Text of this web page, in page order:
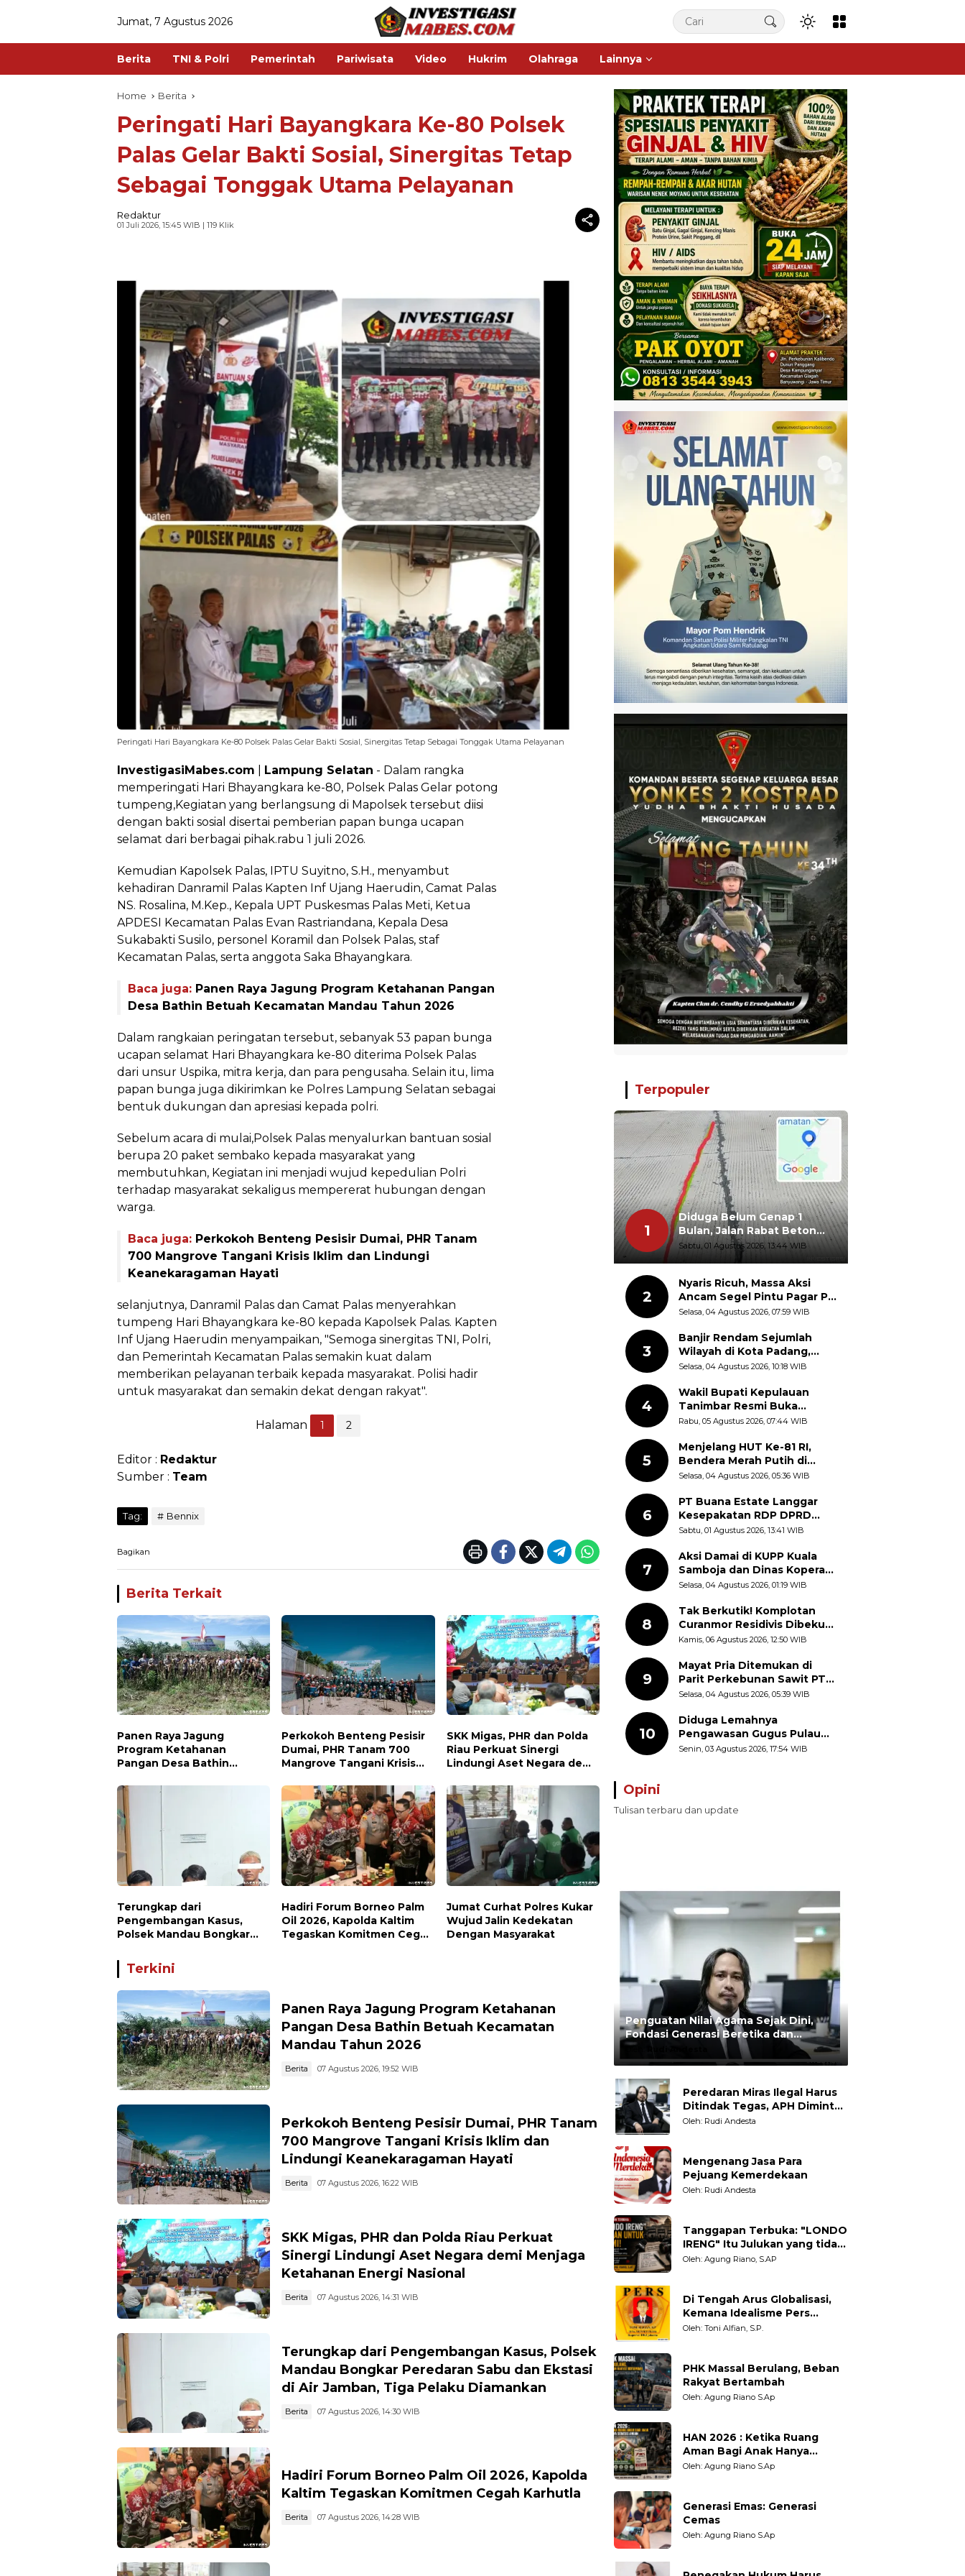
Jumat, 7 Agustus 2026
Berita TNI & Polri Pemerintah Pariwisata Video Hukrim Olahraga Lainnya
Home Berita
Peringati Hari Bayangkara Ke-80 Polsek
Palas Gelar Bakti Sosial, Sinergitas Tetap
Sebagai Tonggak Utama Pelayanan
Redaktur
01 Juli 2026, 15:45 WIB | 119 Klik
Peringati Hari Bayangkara Ke-80 Polsek Palas Gelar Bakti Sosial, Sinergitas Tetap Sebagai Tonggak Utama Pelayanan
InvestigasiMabes.com Lampung Selatan - Dalam rangka
memperingati Hari Bhayangkara ke-80, Polsek Palas Gelar potong
tumpeng,Kegiatan yang berlangsung di Mapolsek tersebut diisi
dengan bakti sosial disertai pemberian papan bunga ucapan
selamat dari berbagai pihak.rabu 1 juli 2026.
‎Kemudian Kapolsek Palas, IPTU Suyitno, S.H., menyambut
kehadiran Danramil Palas Kapten Inf Ujang Haerudin, Camat Palas
NS. Rosalina, M.Kep., Kepala UPT Puskesmas Palas Meti, Ketua
APDESI Kecamatan Palas Evan Rastriandana, Kepala Desa
Sukabakti Susilo, personel Koramil dan Polsek Palas, staf
Kecamatan Palas, serta anggota Saka Bhayangkara.
Baca juga: Panen Raya Jagung Program Ketahanan Pangan
Desa Bathin Betuah Kecamatan Mandau Tahun 2026
‎Dalam rangkaian peringatan tersebut, sebanyak 53 papan bunga
ucapan selamat Hari Bhayangkara ke-80 diterima Polsek Palas
dari unsur Uspika, mitra kerja, dan para pengusaha. Selain itu, lima
papan bunga juga dikirimkan ke Polres Lampung Selatan sebagai
bentuk dukungan dan apresiasi kepada polri.
‎Sebelum acara di mulai,Polsek Palas menyalurkan bantuan sosial
berupa 20 paket sembako kepada masyarakat yang
membutuhkan, Kegiatan ini menjadi wujud kepedulian Polri
terhadap masyarakat sekaligus mempererat hubungan dengan
warga.
Baca juga: Perkokoh Benteng Pesisir Dumai, PHR Tanam
700 Mangrove Tangani Krisis Iklim dan Lindungi
Keanekaragaman Hayati
‎selanjutnya, Danramil Palas dan Camat Palas menyerahkan
tumpeng Hari Bhayangkara ke-80 kepada Kapolsek Palas. Kapten
Inf Ujang Haerudin menyampaikan, "Semoga sinergitas TNI, Polri,
dan Pemerintah Kecamatan Palas semakin kuat dalam
memberikan pelayanan terbaik kepada masyarakat. Polisi hadir
untuk masyarakat dan semakin dekat dengan rakyat".
Halaman 1 2
Editor : Redaktur
Sumber : Team
Tag: Bennix
Bagikan
Berita Terkait
Panen Raya Jagung
Program Ketahanan
Pangan Desa Bathin
Tahun 2026
Perkokoh Benteng Pesisir
Dumai, PHR Tanam 700
Mangrove Tangani Krisis
Keanekaragaman Hayati
SKK Migas, PHR dan Polda
Riau Perkuat Sinergi
Lindungi Aset Negara demi
Nasional
Terungkap dari
Pengembangan Kasus,
Polsek Mandau Bongkar
di Air Jamban, Tiga Pelaku
Diamankan
Hadiri Forum Borneo Palm
Oil 2026, Kapolda Kaltim
Tegaskan Komitmen Cegah
Jumat Curhat Polres Kukar
Wujud Jalin Kedekatan
Dengan Masyarakat
Terkini
Panen Raya Jagung Program Ketahanan
Pangan Desa Bathin Betuah Kecamatan
Mandau Tahun 2026
Berita 07 Agustus 2026, 19:52 WIB
Perkokoh Benteng Pesisir Dumai, PHR Tanam
700 Mangrove Tangani Krisis Iklim dan
Lindungi Keanekaragaman Hayati
Berita 07 Agustus 2026, 16:22 WIB
SKK Migas, PHR dan Polda Riau Perkuat
Sinergi Lindungi Aset Negara demi Menjaga
Ketahanan Energi Nasional
Berita 07 Agustus 2026, 14:31 WIB
Terungkap dari Pengembangan Kasus, Polsek
Mandau Bongkar Peredaran Sabu dan Ekstasi
di Air Jamban, Tiga Pelaku Diamankan
Berita 07 Agustus 2026, 14:30 WIB
Hadiri Forum Borneo Palm Oil 2026, Kapolda
Kaltim Tegaskan Komitmen Cegah Karhutla
Berita 07 Agustus 2026, 14:28 WIB
Terpopuler
1
Diduga Belum Genap 1
Bulan, Jalan Rabat Beton
Gidanglo - Guwosobokerto
Sudah Pecah
Sabtu, 01 Agustus 2026, 13:44 WIB
2
Nyaris Ricuh, Massa Aksi
Ancam Segel Pintu Pagar PT
Pabrik Gula Gorontalo
Selasa, 04 Agustus 2026, 07:59 WIB
3
Banjir Rendam Sejumlah
Wilayah di Kota Padang,
Proses Evakuasi Warga
Selasa, 04 Agustus 2026, 10:18 WIB
4
Wakil Bupati Kepulauan
Tanimbar Resmi Buka
Rangkaian Peringatan HUT
Diajak Perkuat Semangat
Nasionalisme
Rabu, 05 Agustus 2026, 07:44 WIB
5
Menjelang HUT Ke-81 RI,
Bendera Merah Putih di
Kantor Dinas Kehutanan
Selasa, 04 Agustus 2026, 05:36 WIB
6
PT Buana Estate Langgar
Kesepakatan RDP DPRD
Sumut: Pasang Pilar Tapal
Libatkan Masyarakat
Sabtu, 01 Agustus 2026, 13:41 WIB
7
Aksi Damai di KUPP Kuala
Samboja dan Dinas Koperasi
Kukar, Tuntut Keadilan dan
Selasa, 04 Agustus 2026, 01:19 WIB
8
Tak Berkutik! Komplotan
Curanmor Residivis Dibekuk
Polisi, Delapan Aksi
Terungkap
Kamis, 06 Agustus 2026, 12:50 WIB
9
Mayat Pria Ditemukan di
Parit Perkebunan Sawit PT
Hindoli Keluang, Polisi
Selasa, 04 Agustus 2026, 05:39 WIB
10
Diduga Lemahnya
Pengawasan Gugus Pulau
Provinsi Maluku Picu Dugaan
Senin, 03 Agustus 2026, 17:54 WIB
Opini
Tulisan terbaru dan update
Penguatan Nilai Agama Sejak Dini,
Fondasi Generasi Beretika dan
BermoralRudi Andesta
Peredaran Miras Ilegal Harus
Ditindak Tegas, APH Diminta
Tegakkan Hukum Tanpa
Oleh: Rudi Andesta
Mengenang Jasa Para
Pejuang Kemerdekaan
Oleh: Rudi Andesta
Tanggapan Terbuka: "LONDO
IRENG" Itu Julukan yang tidak
Adil untuk Wartawan,
Oleh: Agung Riano, S.AP
Di Tengah Arus Globalisasi,
Kemana Idealisme Pers
Berpihak?
Oleh: Toni Alfian, S.P.
PHK Massal Berulang, Beban
Rakyat Bertambah
Oleh: Agung Riano S.Ap
HAN 2026 : Ketika Ruang
Aman Bagi Anak Hanya
Sebatas Angan
Oleh: Agung Riano S.Ap
Generasi Emas: Generasi
Cemas
Oleh: Agung Riano S.Ap